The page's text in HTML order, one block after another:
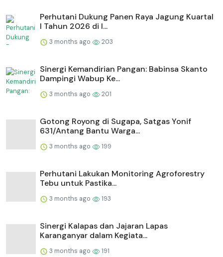
Perhutani Dukung Panen Raya Jagung Kuartal
I Tahun 2026 di I...
3 months ago 203
Sinergi Kemandirian Pangan: Babinsa Skanto
Dampingi Wabup Ke...
3 months ago 201
Gotong Royong di Sugapa, Satgas Yonif
631/Antang Bantu Warga...
3 months ago 199
Perhutani Lakukan Monitoring Agroforestry
Tebu untuk Pastika...
3 months ago 193
⁠Sinergi Kalapas dan Jajaran Lapas
Karanganyar dalam Kegiata...
3 months ago 191